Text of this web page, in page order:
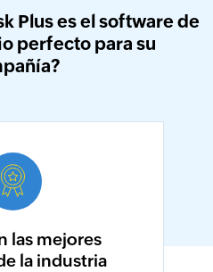
Plus es el software de
perfecto para su
las mejores
la industria